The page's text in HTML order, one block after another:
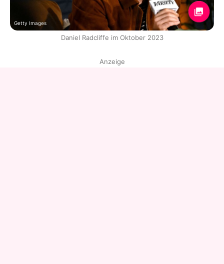
Getty Images
Daniel Radcliffe im Oktober 2023
Anzeige